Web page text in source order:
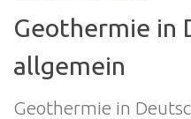
Geothermie in
allgemein
Geothermie in